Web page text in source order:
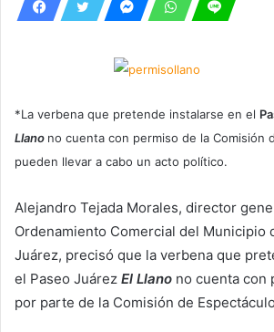
*La verbena que pretende instalarse en el
Llano no cuenta con permiso de la Comisión
pueden llevar a cabo un acto político.
Alejandro Tejada Morales, director
Ordenamiento Comercial del Municipio
Juárez, precisó que la verbena que
el Paseo Juárez El Llano no cuenta con
por parte de la Comisión de